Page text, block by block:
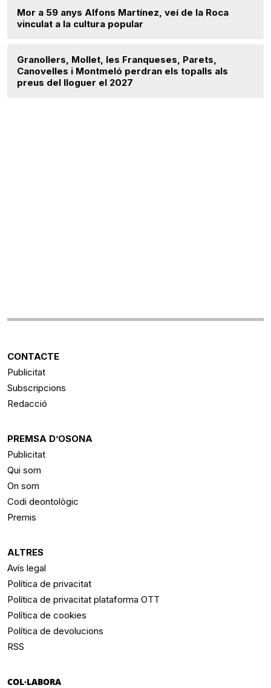
Mor a 59 anys Alfons Martínez, veí de la Roca
vinculat a la cultura popular
Granollers, Mollet, les Franqueses, Parets,
Canovelles i Montmeló perdran els topalls als
preus del lloguer el 2027
CONTACTE
Publicitat
Subscripcions
Redacció
PREMSA D’OSONA
Publicitat
Qui som
On som
Codi deontològic
Premis
ALTRES
Avís legal
Política de privacitat
Política de privacitat plataforma OTT
Política de cookies
Política de devolucions
RSS
COL·LABORA